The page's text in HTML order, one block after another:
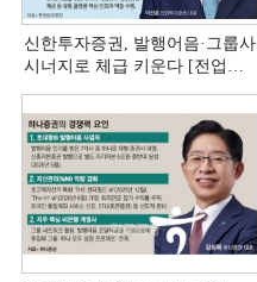
신한투자증권, 발행어음·그룹사
시너지로 체급 키운다 [전업계